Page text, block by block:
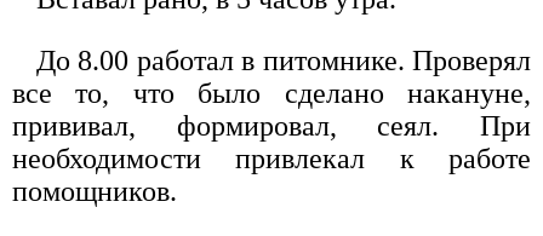
До 8.00 работал в питомнике. Проверял
все то, что было сделано накануне,
прививал, формировал, сеял. При
необходимости привлекал к работе
помощников.